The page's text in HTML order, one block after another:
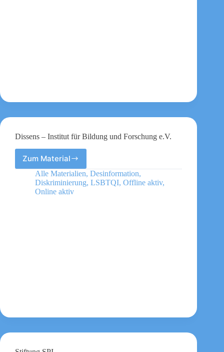
Dissens – Institut für Bildung und Forschung e.V.
Zum Material
Dissens
–
Institut
für
Alle Materialien, Desinformation,
Diskriminierung, LSBTQI, Offline aktiv,
Online aktiv